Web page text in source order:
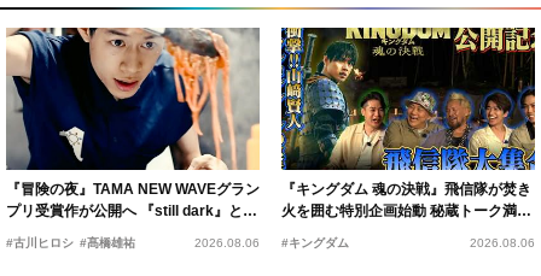
『冒険の夜』TAMA NEW WAVEグラン
プリ受賞作が公開へ 『still dark』と同
時上映決定
#古川ヒロシ #髙橋雄祐 2026.08.06
『キングダム 魂の決戦』飛信隊が焚き
火を囲む特別企画始動 秘蔵トーク満載
の“キングダムキャンプ”開催
#キングダム 2026.08.06